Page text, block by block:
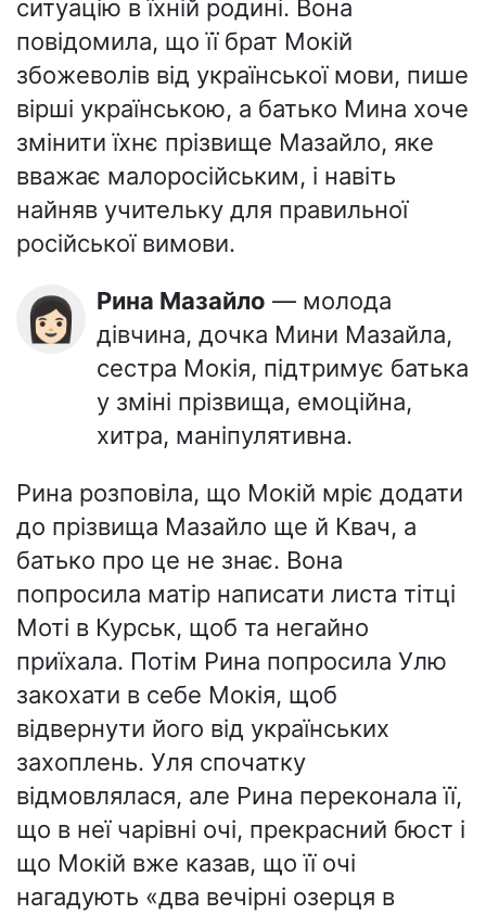
ситуацію в їхній родині. Вона
повідомила, що її брат Мокій
збожеволів від української мови, пише
вірші українською, а батько Мина хоче
змінити їхнє прізвище Мазайло, яке
вважає малоросійським, і навіть
найняв учительку для правильної
російської вимови.
👩🏻 Рина Мазайло — молода
дівчина, дочка Мини Мазайла,
сестра Мокія, підтримує батька
у зміні прізвища, емоційна,
хитра, маніпулятивна.
Рина розповіла, що Мокій мріє додати
до прізвища Мазайло ще й Квач, а
батько про це не знає. Вона
попросила матір написати листа тітці
Моті в Курськ, щоб та негайно
приїхала. Потім Рина попросила Улю
закохати в себе Мокія, щоб
відвернути його від українських
захоплень. Уля спочатку
відмовлялася, але Рина переконала її,
що в неї чарівні очі, прекрасний бюст і
що Мокій вже казав, що її очі
нагадують «два вечірні озерця в